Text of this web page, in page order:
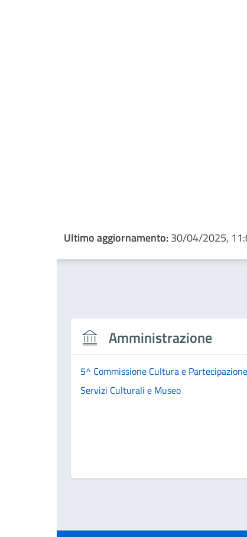
Ultimo aggiornamento:30/04/2025,
Amministrazione
5^ Commissione Cultura e Partecipazione
Servizi Culturali e Museo